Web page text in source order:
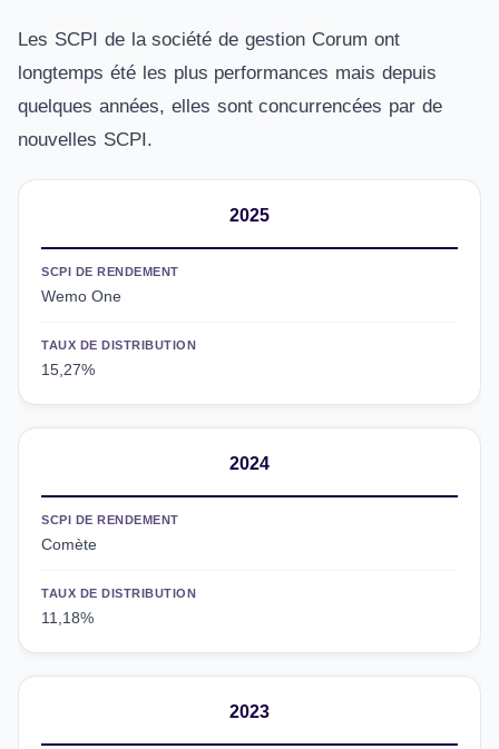
Les SCPI de la société de gestion Corum ont
longtemps été les plus performances mais depuis
quelques années, elles sont concurrencées par de
nouvelles SCPI.
2025
SCPI DE RENDEMENT
Wemo One
TAUX DE DISTRIBUTION
15,27%
2024
SCPI DE RENDEMENT
Comète
TAUX DE DISTRIBUTION
11,18%
2023